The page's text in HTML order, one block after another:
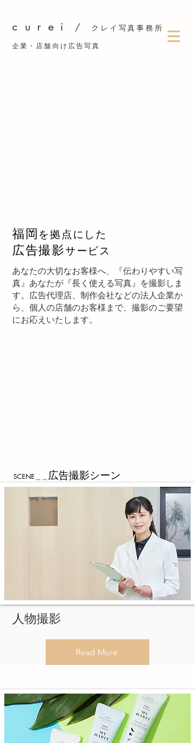
c u r e i / クレイ写真事務所
企業・店舗向け広告写真
福岡を拠点にした
広告撮影サービス
あなたの大切なお客様へ、『伝わりやすい写
真』 あなたが『長く使える写真』を撮影しま
す。 広告代理店、制作会社などの法人企業か
ら、 個人の店舗のお客様まで、撮影のご要望
にお応えいたします。
​SCENE＿＿ 広告撮影シーン
​人物撮影​
Read More